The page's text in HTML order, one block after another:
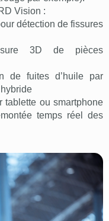
Vision :
détection de fissures
3D de pièces
de fuites d’huile par
tablette ou smartphone
temps réel des